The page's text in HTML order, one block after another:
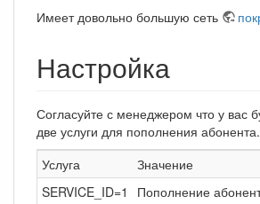
Имеет довольно большую сеть
Настройка
Согласуйте с менеджером что у вас
две услуги для пополнения абонента.
Услуга
Значение
SERVICE_ID=1
Пополнение